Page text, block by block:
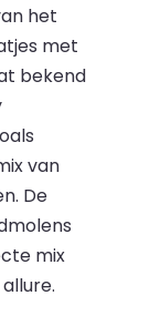
het
met
bekend
van
De
mix